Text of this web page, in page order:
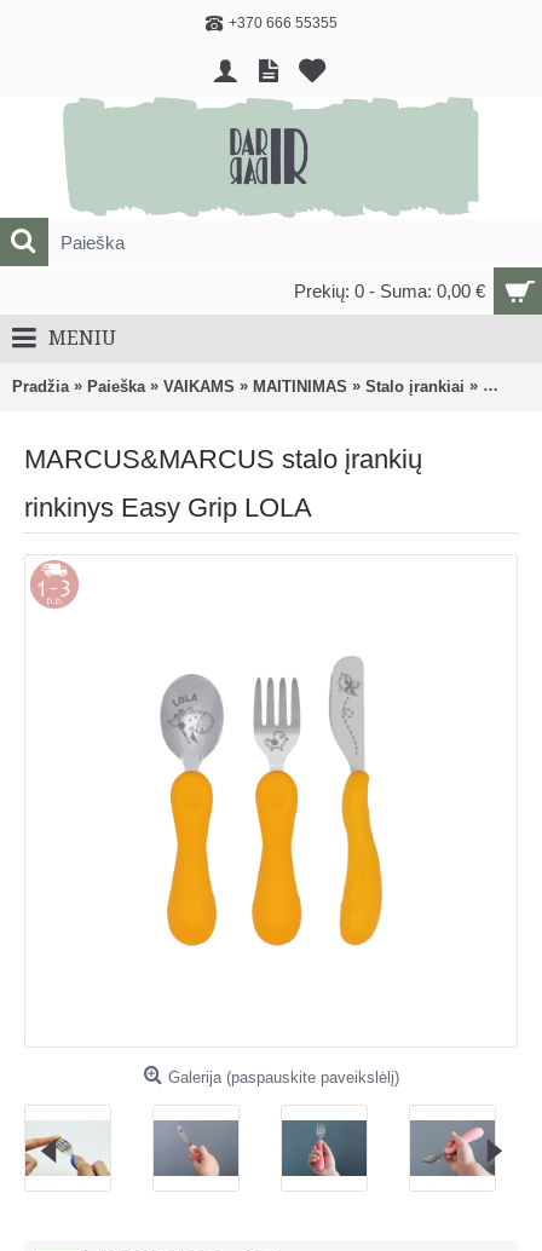
+370 666 55355
Prekių: 0 - Suma: 0,00 €
MENIU
Pradžia » Paieška » VAIKAMS » MAITINIMAS » Stalo įrankiai »
MARCUS&MARCUS stalo įrankių
rinkinys Easy Grip LOLA
Galerija (paspauskite paveikslėlį)